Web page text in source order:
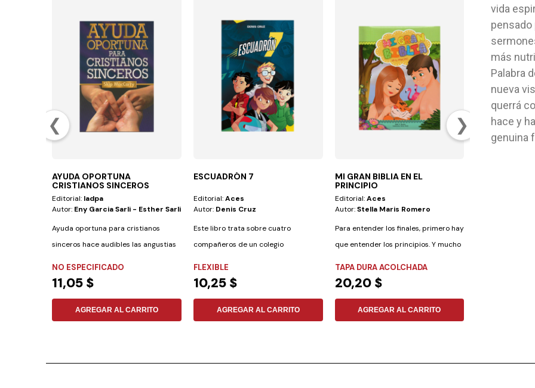
❮ ❯
AYUDA OPORTUNA
CRISTIANOS SINCEROS
Editorial: Iadpa
Autor: Eny Garcia Sarli - Esther Sarli
Ayuda oportuna para cristianos
sinceros hace audibles las angustias
NO ESPECIFICADO
11,05 $
AGREGAR AL CARRITO
ESCUADRÓN 7
Editorial:Aces
Autor: Denis Cruz
Este libro trata sobre cuatro
compañeros de un colegio
FLEXIBLE
10,25 $
AGREGAR AL CARRITO
MI GRAN BIBLIA EN EL
PRINCIPIO
Editorial:Aces
Autor:Stella Maris Romero
Para entender los finales, primero hay
que entender los principios. Y mucho
TAPA DURA ACOLCHADA
20,20 $
AGREGAR AL CARRITO
vida
pensado
más
Palabra
nueva
querrá
hace y
genuina